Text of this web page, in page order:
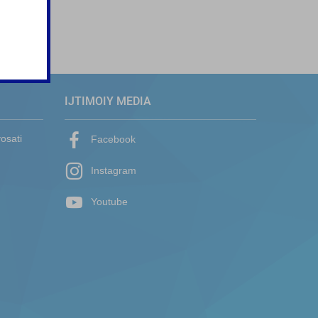
IJTIMOIY MEDIA
Facebook
Instagram
Youtube